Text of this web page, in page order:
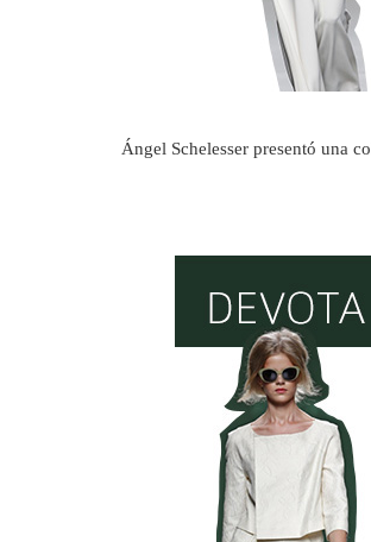
Ángel Schelesser presentó una